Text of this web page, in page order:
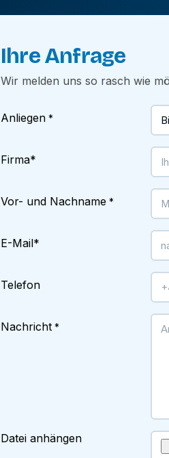
Ihre Anfrage
Wir melden uns so rasch wie
Anliegen *
Firma*
Vor- und Nachname *
E-Mail*
Telefon
Nachricht *
Datei anhängen